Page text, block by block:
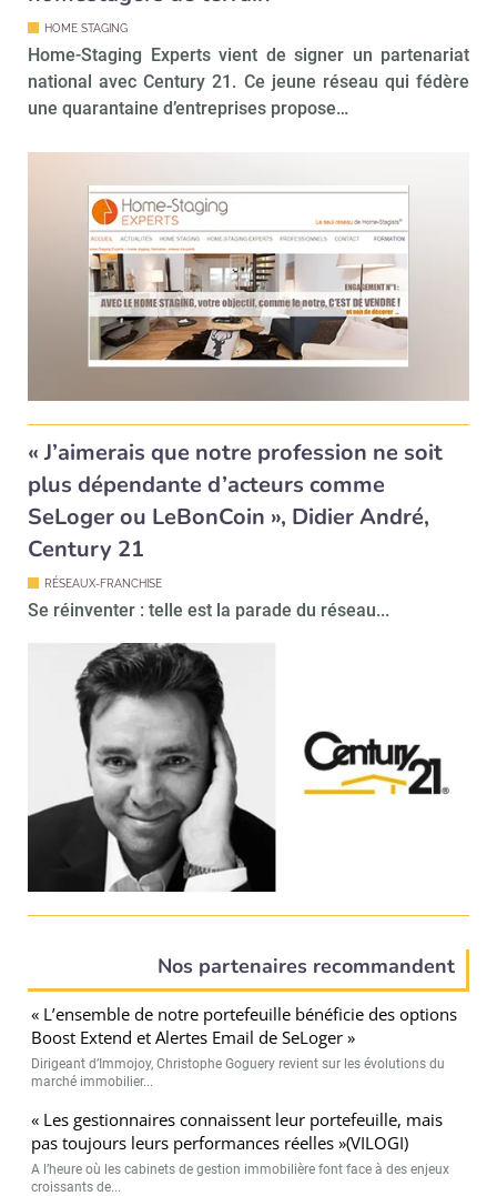
HOME STAGING
Home-Staging Experts vient de signer un partenariat
national avec Century 21. Ce jeune réseau qui fédère
une quarantaine d’entreprises propose…
« J’aimerais que notre profession ne soit
plus dépendante d’acteurs comme
SeLoger ou LeBonCoin », Didier André,
Century 21
RÉSEAUX-FRANCHISE
Se réinventer : telle est la parade du réseau...
Nos partenaires recommandent
« L’ensemble de notre portefeuille bénéficie des options
Boost Extend et Alertes Email de SeLoger »
Dirigeant d’Immojoy, Christophe Goguery revient sur les évolutions du
marché immobilier...
« Les gestionnaires connaissent leur portefeuille, mais
pas toujours leurs performances réelles »(VILOGI)
A l’heure où les cabinets de gestion immobilière font face à des enjeux
croissants de...
Recevoir Immo Matin
Valider
Non merci, je reçois déjà
Je déciderai plus
tard